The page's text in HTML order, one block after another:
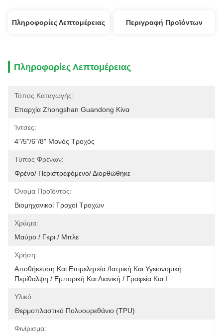
Πληροφορίες Λεπτομέρειας Περιγραφή Προϊόντων
Πληροφορίες Λεπτομέρειας
Τόπος Καταγωγής:
Επαρχία Zhongshan Guandong Κίνα
Ίντσες:
4"/5"/6"/8" Μονός Τροχός
Τύπος Φρένων:
Φρένο/ Περιστρεφόμενο/ Διορθώθηκε
Όνομα Προϊόντος:
Βιομηχανικοί Τροχοί Τροχών
Χρώμα:
Μαύρο / Γκρι / Μπλε
Χρήση:
Αποθήκευση Και Επιμελητεία /Ιατρική Και Υγειονομική
Περίθαλψη / Εμπορική Και Λιανική / Γραφεία Και Ι
Υλικό:
Θερμοπλαστικό Πολυουρεθάνιο (TPU)
Φινίρισμα: